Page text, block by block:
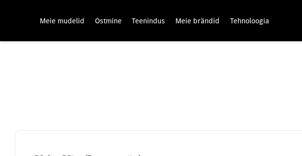
Meie mudelid Ostmine Teenindus Meie brändid Tehnoloogia